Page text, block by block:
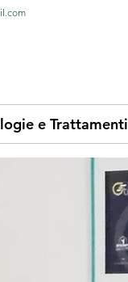
e Trattamenti